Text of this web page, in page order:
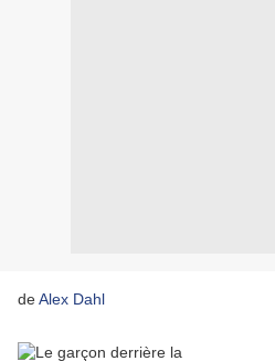
deAlex Dahl